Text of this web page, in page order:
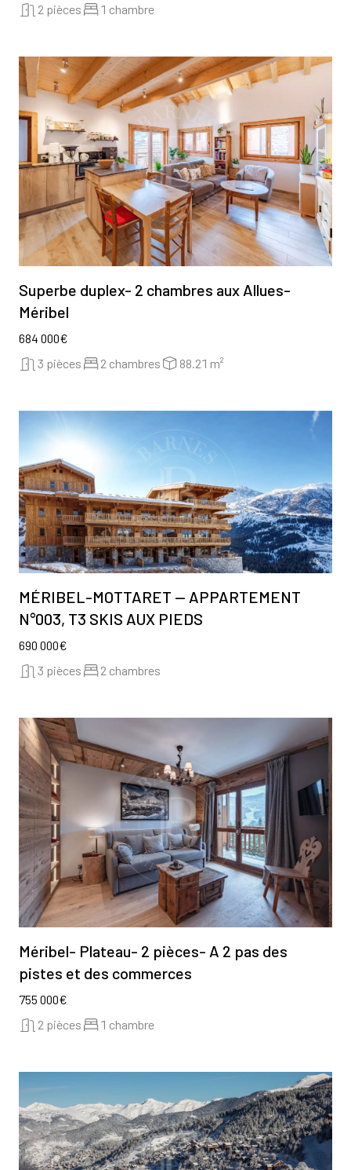
2 pièces 1 chambre
Superbe duplex- 2 chambres aux Allues-
Méribel
684 000€
3 pièces
2 chambres 88.21 m²
MÉRIBEL-MOTTARET — APPARTEMENT
N°003, T3 SKIS AUX PIEDS
690 000€
3 pièces
2 chambres
Méribel- Plateau- 2 pièces- A 2 pas des
pistes et des commerces
755 000€
2 pièces
1 chambre